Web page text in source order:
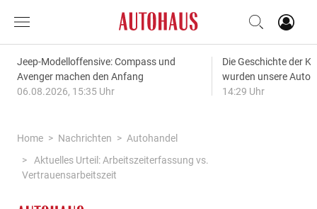
Jeep-Modelloffensive: Compass und
Avenger machen den Anfang
06.08.2026, 15:35 Uhr
Die Geschichte der
wurden unsere
14:29 Uhr
Home Nachrichten
Autohandel
Aktuelles Urteil: Arbeitszeiterfassung vs.
Vertrauensarbeitszeit